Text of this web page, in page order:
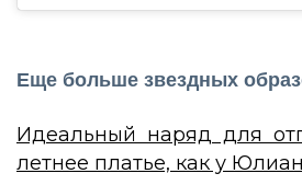
Еще больше звездных
Идеальный наряд для
летнее платье, как у